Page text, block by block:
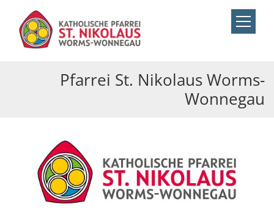
Zum Inhalt springen
Pfarrei St. Nikolaus Worms-
Wonnegau